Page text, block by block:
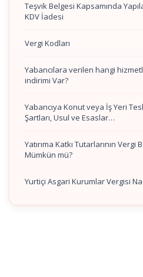
Teşvik Belgesi Kapsamında
KDV İadesi
Vergi Kodları
Yabancılara verilen hangi
indirimi Var?
Yabancıya Konut veya İş Yeri
Şartları, Usul ve Esaslar…
Yatırıma Katkı Tutarlarının
Mümkün mü?
Yurtiçi Asgari Kurumlar Vergisi